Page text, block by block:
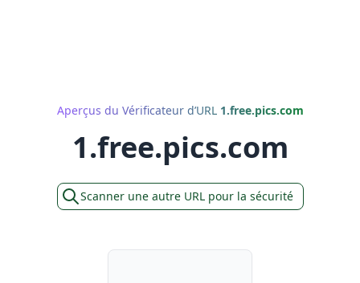
Aperçus du Vérificateur d’URL 1.free.pics.com
1.free.pics.com
Scanner une autre URL pour la sécurité